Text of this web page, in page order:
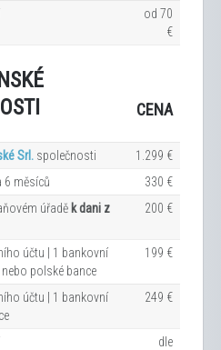
od 70
€
CENA
Srl. společnosti
1.299 €
6 měsíců
330 €
úřadě k dani z
200 €
účtu | 1 bankovní
polské bance
199 €
účtu | 1 bankovní
249 €
dle